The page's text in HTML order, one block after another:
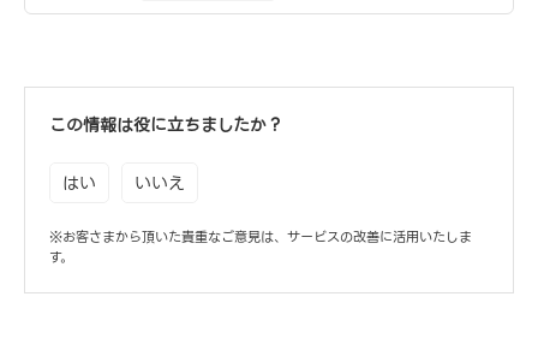
この情報は役に立ちましたか？
はい いいえ
※お客さまから頂いた貴重なご意見は、サービスの改善に活用いたしま
す。